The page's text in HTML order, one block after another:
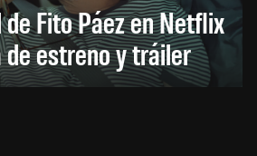
Fito Páez en Netflix
estreno y tráiler